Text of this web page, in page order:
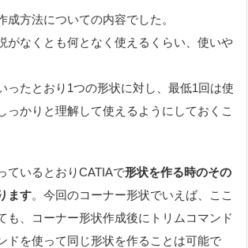
成方法についての内容でした。
がなくとも何となく使えるくらい、使いや
ったとおり1つの形状に対し、最低1回は使
っかりと理解して使えるようにしておくこ
ているとおりCATIAで形状を作る時のその
ます。今回のコーナー形状でいえば、ここ
も、コーナー形状作成後にトリムコマンド
ドを使って同じ形状を作ることは可能で